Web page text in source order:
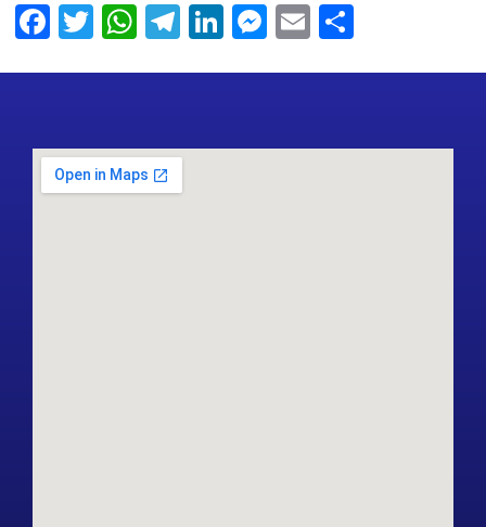
Facebook
Twitter
WhatsApp
Telegram
LinkedIn
Messenger
Email